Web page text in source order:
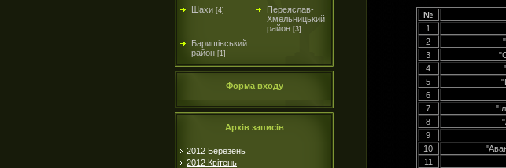
Шахи [4]
Переяслав-
Хмельницький
район [3]
Баришівський
район [1]
Форма входу
Архів записів
2012 Березень
2012 Квітень
№
1
2
3
4
5
6
7
8
9
10
11